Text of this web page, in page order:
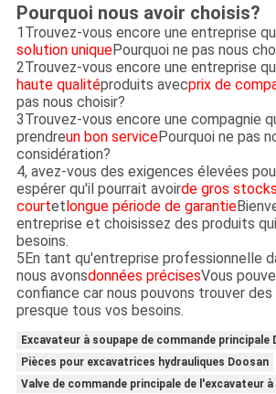
Pourquoi nous avoir choisis?
1Trouvez-vous encore une entreprise
solution uniquePourquoi ne pas nous
2Trouvez-vous encore une entreprise
haute qualitéproduits avecprix de
pas nous choisir?
3Trouvez-vous encore une compagnie
prendreun bon servicePourquoi ne pas
considération?
4, avez-vous des exigences élevées
espérer qu'il pourrait avoirde gros stocks
courtetlongue période de garantie
entreprise et choisissez des produits
besoins.
5En tant qu'entreprise professionnelle
nous avonsdonnées précisesVous
confiance car nous pouvons trouver
presque tous vos besoins.
Excavateur à soupape de commande principale
Pièces pour excavatrices hydrauliques Doosan
Valve de commande principale de l'excavateur